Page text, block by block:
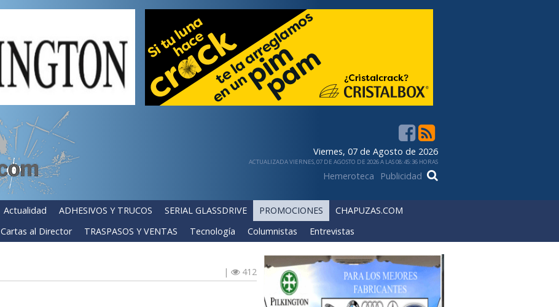
Viernes, 07 de Agosto de 2026
ACTUALIZADA VIERNES, 07 DE AGOSTO DE 2026 A LAS 08:45:36 HORAS
Hemeroteca Publicidad
Actualidad ADHESIVOS Y TRUCOS SERIAL GLASSDRIVE PROMOCIONES
CHAPUZAS.COM
Cartas al Director TRASPASOS Y VENTAS Tecnología Columnistas Entrevistas
| 412